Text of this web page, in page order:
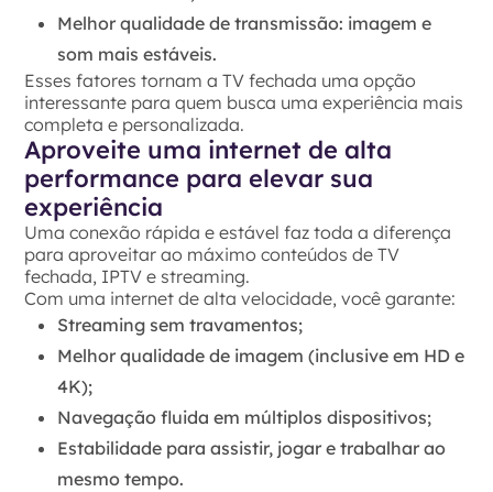
Melhor qualidade de transmissão: imagem e
som mais estáveis.
Esses fatores tornam a TV fechada uma opção
interessante para quem busca uma experiência mais
completa e personalizada.
Aproveite uma internet de alta
performance para elevar sua
experiência
Uma conexão rápida e estável faz toda a diferença
para aproveitar ao máximo conteúdos de TV
fechada, IPTV e streaming.
Com uma internet de alta velocidade, você garante:
Streaming sem travamentos;
Melhor qualidade de imagem (inclusive em HD e
4K);
Navegação fluida em múltiplos dispositivos;
Estabilidade para assistir, jogar e trabalhar ao
mesmo tempo.